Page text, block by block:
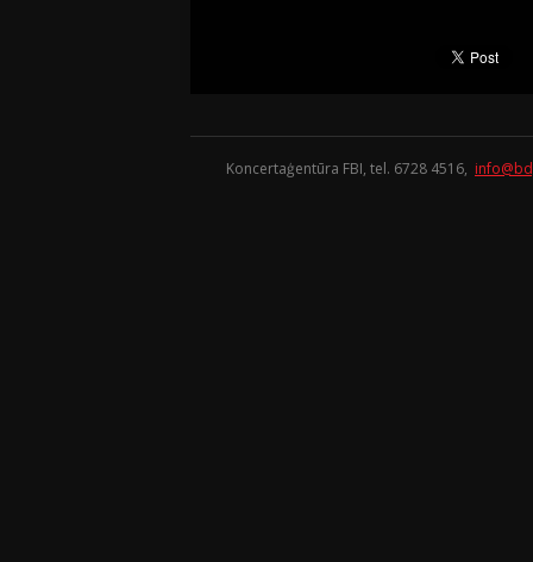
Koncertaģentūra FBI, tel. 6728 4516,